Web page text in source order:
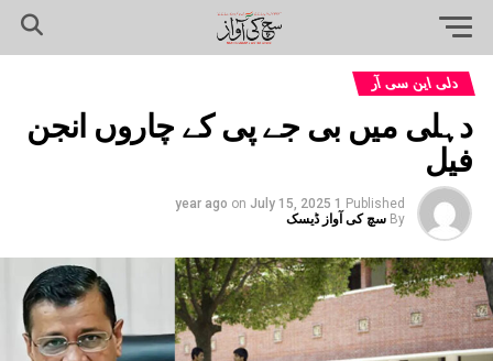
دلی این سی آر
دہلی میں بی جے پی کے چاروں انجن
فیل
Published
1 year ago
on July 15, 2025
By سچ کی آواز ڈیسک